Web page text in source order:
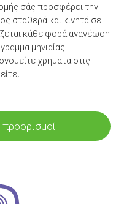
σάς προσφέρει την
σταθερά και κινητά σε
κάθε φορά ανανέωση
μηνιαίας
χρήματα στις